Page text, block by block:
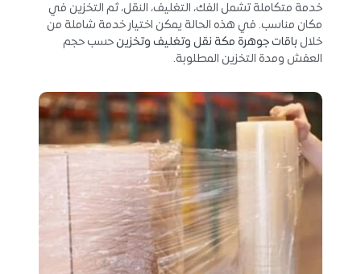
خدمة متكاملة تشمل الفك، التغليف، النقل، ثم التخزين في
مكان مناسب. في هذه الحالة يمكن اختيار خدمة شاملة من
خلال باقات جوهرة مكة نقل وتغليف وتخزينحسب حجم
العفش ومدة التخزين المطلوبة.